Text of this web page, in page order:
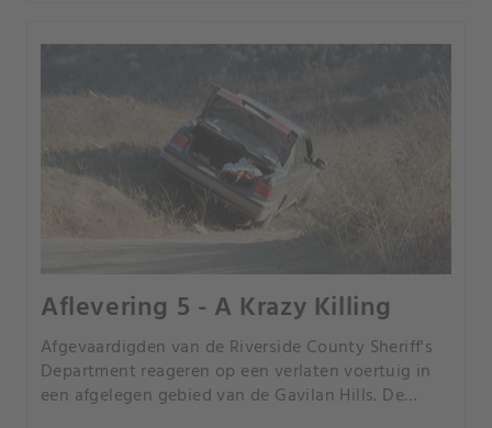
Aflevering 5 - A Krazy Killing
Afgevaardigden van de Riverside County Sheriff's
Department reageren op een verlaten voertuig in
een afgelegen gebied van de Gavilan Hills. De